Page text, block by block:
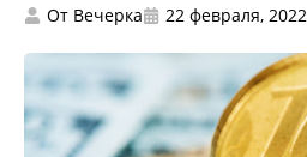
От Вечерка 22 февраля, 2022